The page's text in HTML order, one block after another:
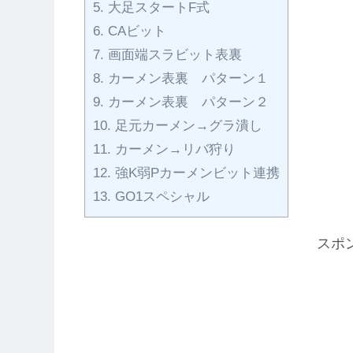
5. 大足スタートF式
6. CAビット
7. 画面端スラビット表裏
8. カーメン表裏 パターン１
9. カーメン表裏 パターン２
10. 足元カーメン→グラ潰し
11. カーメン→リバ狩り
12. 強K弱Pカーメンビット連携
13. GO1スペシャル
スポ